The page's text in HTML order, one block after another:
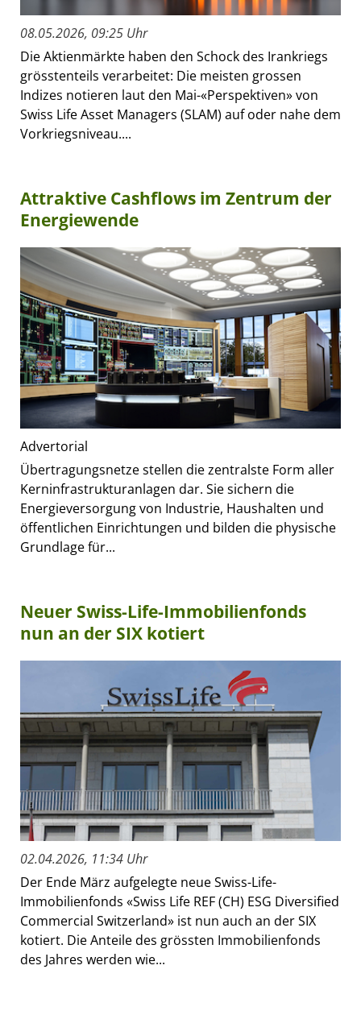
08.05.2026, 09:25 Uhr
Die Aktienmärkte haben den Schock des Irankriegs
grösstenteils verarbeitet: Die meisten grossen
Indizes notieren laut den Mai-«Perspektiven» von
Swiss Life Asset Managers (SLAM) auf oder nahe dem
Vorkriegsniveau....
Attraktive Cashflows im Zentrum der
Energiewende
Advertorial
Übertragungsnetze stellen die zentralste Form aller
Kerninfrastrukturanlagen dar. Sie sichern die
Energieversorgung von Industrie, Haushalten und
öffentlichen Einrichtungen und bilden die physische
Grundlage für...
Neuer Swiss-Life-Immobilienfonds
nun an der SIX kotiert
02.04.2026, 11:34 Uhr
Der Ende März aufgelegte neue Swiss-Life-
Immobilienfonds «Swiss Life REF (CH) ESG Diversified
Commercial Switzerland» ist nun auch an der SIX
kotiert. Die Anteile des grössten Immobilienfonds
des Jahres werden wie...